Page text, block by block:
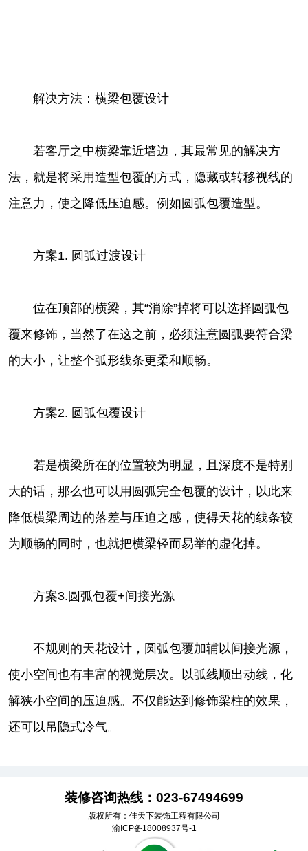
解决方法：横梁包覆设计
若客厅之中横梁靠近墙边，其最常见的解决方
法，就是将采用造型包覆的方式，隐藏或转移视线的
注意力，使之降低压迫感。例如圆弧包覆造型。
方案1. 圆弧过渡设计
位在顶部的横梁，其“消除”掉将可以选择圆弧包
覆来修饰，当然了在这之前，必须注意圆弧要符合梁
的大小，让整个弧形线条更柔和顺畅。
方案2. 圆弧包覆设计
若是横梁所在的位置较为明显，且深度不是特别
大的话，那么也可以用圆弧完全包覆的设计，以此来
降低横梁周边的落差与压迫之感，使得天花的线条较
为顺畅的同时，也就把横梁轻而易举的虚化掉。
方案3.圆弧包覆+间接光源
不规则的天花设计，圆弧包覆加辅以间接光源，
使小空间也有丰富的视觉层次。以弧线顺出动线，化
解狭小空间的压迫感。不仅能达到修饰梁柱的效果，
还可以吊隐式冷气。
装修咨询热线： ‭023-67494699
版权所有：佳天下装饰工程有限公司
渝ICP备18008937号-1